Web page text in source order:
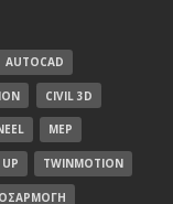
AUTOCAD
CIVIL 3D
MEP
UP TWINMOTION